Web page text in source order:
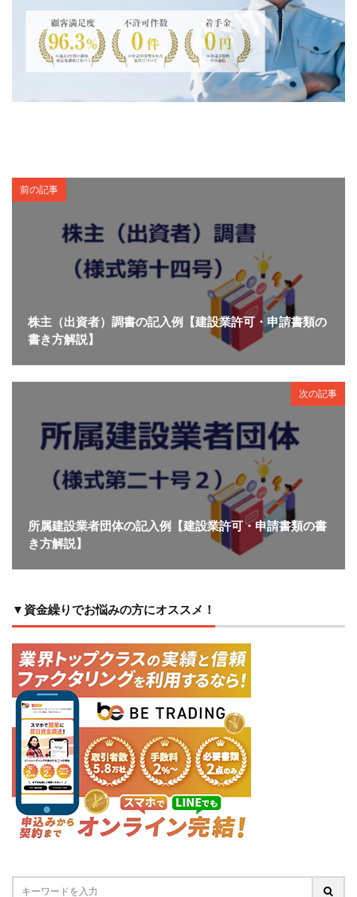
前の記事
株主（出資者）調書の記入例【建設業許可・申請書類の
書き方解説】
次の記事
所属建設業者団体の記入例【建設業許可・申請書類の書
き方解説】
▼資金繰りでお悩みの方にオススメ！